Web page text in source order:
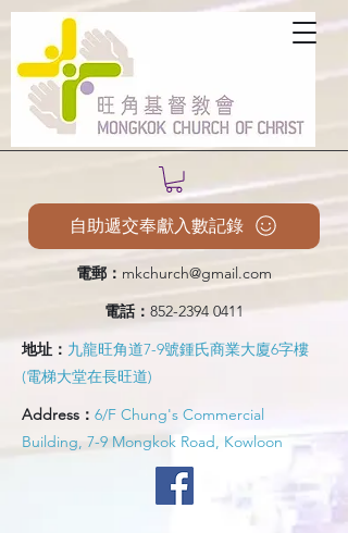
電郵： mkchurch@gmail.com
電話： 852-2394 0411
地址： 九龍旺角道7-9號鍾氏商業大廈6字樓
(電梯大堂在長旺道)
Address： 6/F Chung's Commercial
Building, 7-9 Mongkok Road, Kowloon
自助遞交奉獻入數記錄